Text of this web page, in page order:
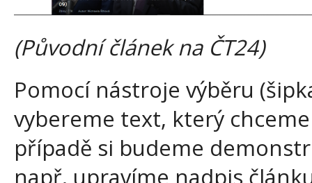
(Původní článek na ČT24)
Pomocí nástroje výběru
vybereme text, který
případě si budeme
např. upravíme nadpis